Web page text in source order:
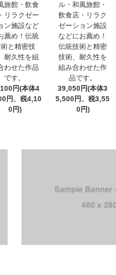
旅館・飲食
リラクゼー
ン施設など
薦め！伝統
と精密技
耐久性を組
わせた作品
です。
円(本体4
円、税4,10
0円)
ル・和風旅館・
飲食店・リラク
ゼーション施設
などにお薦め！
伝統技術と精密
技術、耐久性を
組み合わせた作
品です。
39,050円(本体3
5,500円、税3,55
0円)